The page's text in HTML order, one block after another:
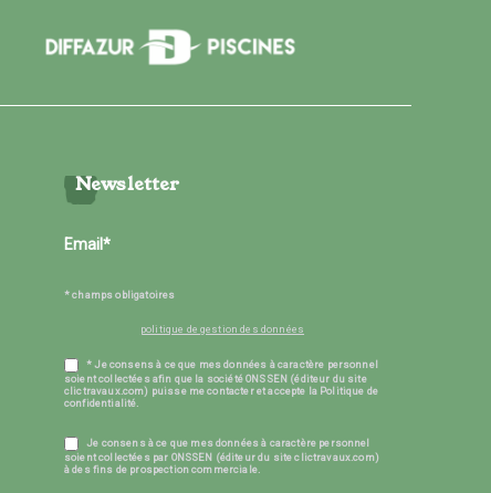
Newsletter
* champs obligatoires
politique de gestion des données
* Je consens à ce que mes données à caractère personnel
soient collectées afin que la société ONSSEN (éditeur du site
clictravaux.com) puisse me contacter et accepte la Politique de
confidentialité.
Je consens à ce que mes données à caractère personnel
soient collectées par ONSSEN (éditeur du site clictravaux.com)
à des fins de prospection commerciale.